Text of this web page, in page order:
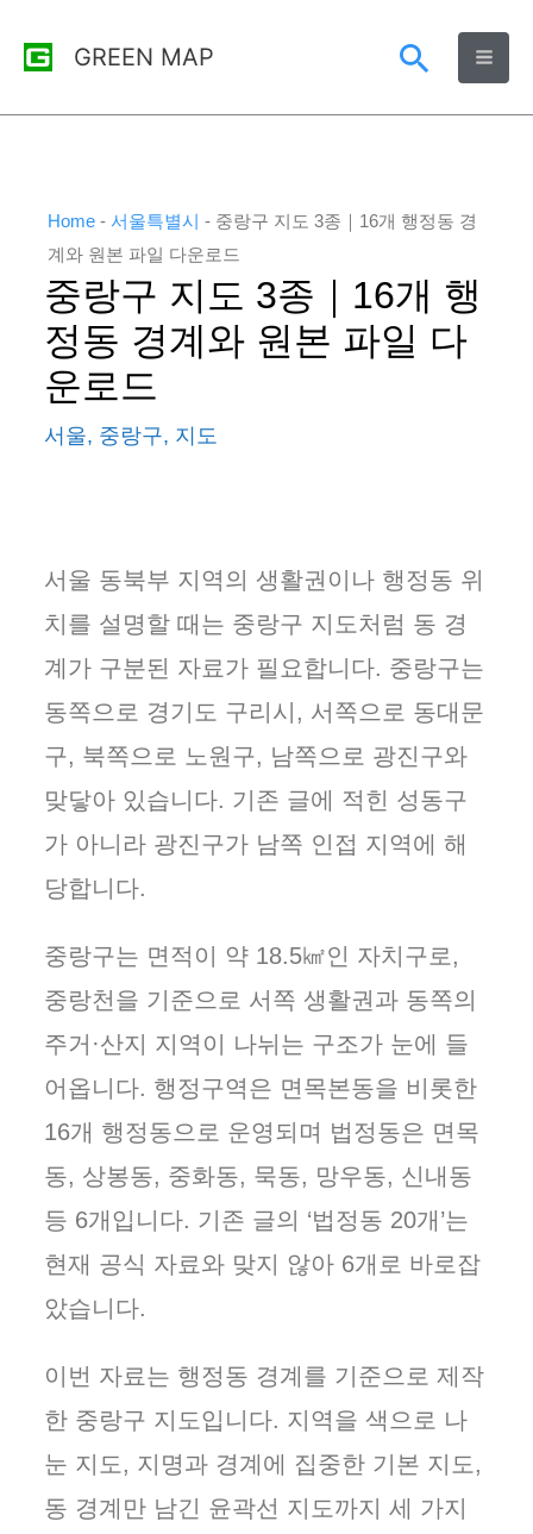
GREEN MAP
검
색
Home - 서울특별시 - 중랑구 지도 3종｜16개 행정동 경
계와 원본 파일 다운로드
중랑구 지도 3종｜16개 행
정동 경계와 원본 파일 다
운로드
서울, 중랑구, 지도
서울 동북부 지역의 생활권이나 행정동 위
치를 설명할 때는 중랑구 지도처럼 동 경
계가 구분된 자료가 필요합니다. 중랑구는
동쪽으로 경기도 구리시, 서쪽으로 동대문
구, 북쪽으로 노원구, 남쪽으로 광진구와
맞닿아 있습니다. 기존 글에 적힌 성동구
가 아니라 광진구가 남쪽 인접 지역에 해
당합니다.
중랑구는 면적이 약 18.5㎢인 자치구로,
중랑천을 기준으로 서쪽 생활권과 동쪽의
주거·산지 지역이 나뉘는 구조가 눈에 들
어옵니다. 행정구역은 면목본동을 비롯한
16개 행정동으로 운영되며 법정동은 면목
동, 상봉동, 중화동, 묵동, 망우동, 신내동
등 6개입니다. 기존 글의 ‘법정동 20개’는
현재 공식 자료와 맞지 않아 6개로 바로잡
았습니다.
이번 자료는 행정동 경계를 기준으로 제작
한 중랑구 지도입니다. 지역을 색으로 나
눈 지도, 지명과 경계에 집중한 기본 지도,
동 경계만 남긴 윤곽선 지도까지 세 가지